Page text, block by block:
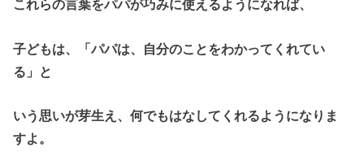
これらの言葉をパパが巧みに使えるようになれば、
子どもは、「パパは、自分のことをわかってくれてい
る」と
いう思いが芽生え、何でもはなしてくれるようになりま
すよ。